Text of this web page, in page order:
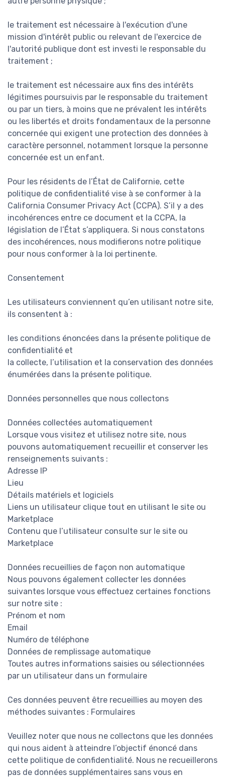
le traitement est nécessaire à l'exécution d'une
mission d'intérêt public ou relevant de l'exercice de
l'autorité publique dont est investi le responsable du
traitement ;
le traitement est nécessaire aux fins des intérêts
légitimes poursuivis par le responsable du traitement
ou par un tiers, à moins que ne prévalent les intérêts
ou les libertés et droits fondamentaux de la personne
concernée qui exigent une protection des données à
caractère personnel, notamment lorsque la personne
concernée est un enfant.
Pour les résidents de l’État de Californie, cette
politique de confidentialité vise à se conformer à la
California Consumer Privacy Act (CCPA). S’il y a des
incohérences entre ce document et la CCPA, la
législation de l’État s’appliquera. Si nous constatons
des incohérences, nous modifierons notre politique
pour nous conformer à la loi pertinente.
Consentement
Les utilisateurs conviennent qu’en utilisant notre site,
ils consentent à :
les conditions énoncées dans la présente politique de
confidentialité et
la collecte, l’utilisation et la conservation des données
énumérées dans la présente politique.
Données personnelles que nous collectons
Données collectées automatiquement
Lorsque vous visitez et utilisez notre site, nous
pouvons automatiquement recueillir et conserver les
renseignements suivants :
Adresse IP
Lieu
Détails matériels et logiciels
Liens un utilisateur clique tout en utilisant le site ou
Marketplace
Contenu que l’utilisateur consulte sur le site ou
Marketplace
Données recueillies de façon non automatique
Nous pouvons également collecter les données
suivantes lorsque vous effectuez certaines fonctions
sur notre site :
Prénom et nom
Email
Numéro de téléphone
Données de remplissage automatique
Toutes autres informations saisies ou sélectionnées
par un utilisateur dans un formulaire
Ces données peuvent être recueillies au moyen des
méthodes suivantes : Formulaires
Veuillez noter que nous ne collectons que les données
qui nous aident à atteindre l’objectif énoncé dans
cette politique de confidentialité. Nous ne recueillerons
pas de données supplémentaires sans vous en